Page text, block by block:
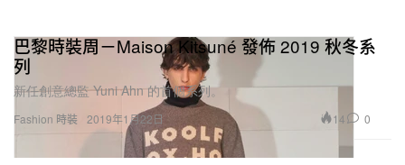
Fashion 時裝
巴黎時裝周－Maison Kitsuné 發佈 2019 秋冬系
列
新任創意總監 Yuni Ahn 的首個系列。
2019年1月22日 14 0